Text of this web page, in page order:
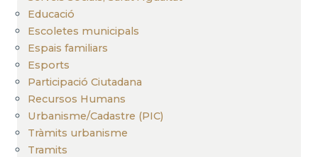
Educació
Escoletes municipals
Espais familiars
Esports
Participació Ciutadana
Recursos Humans
Urbanisme/Cadastre (PIC)
Tràmits urbanisme
Tramits